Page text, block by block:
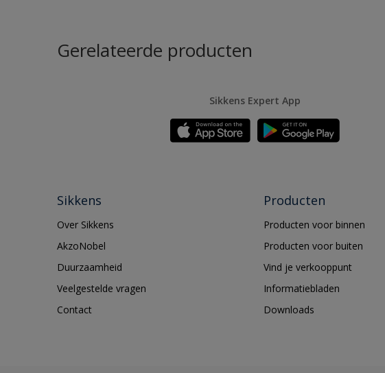
Gerelateerde producten
Sikkens Expert App
Sikkens
Over Sikkens
AkzoNobel
Duurzaamheid
Veelgestelde vragen
Contact
Producten
Producten voor binnen
Producten voor buiten
Vind je verkooppunt
Informatiebladen
Downloads